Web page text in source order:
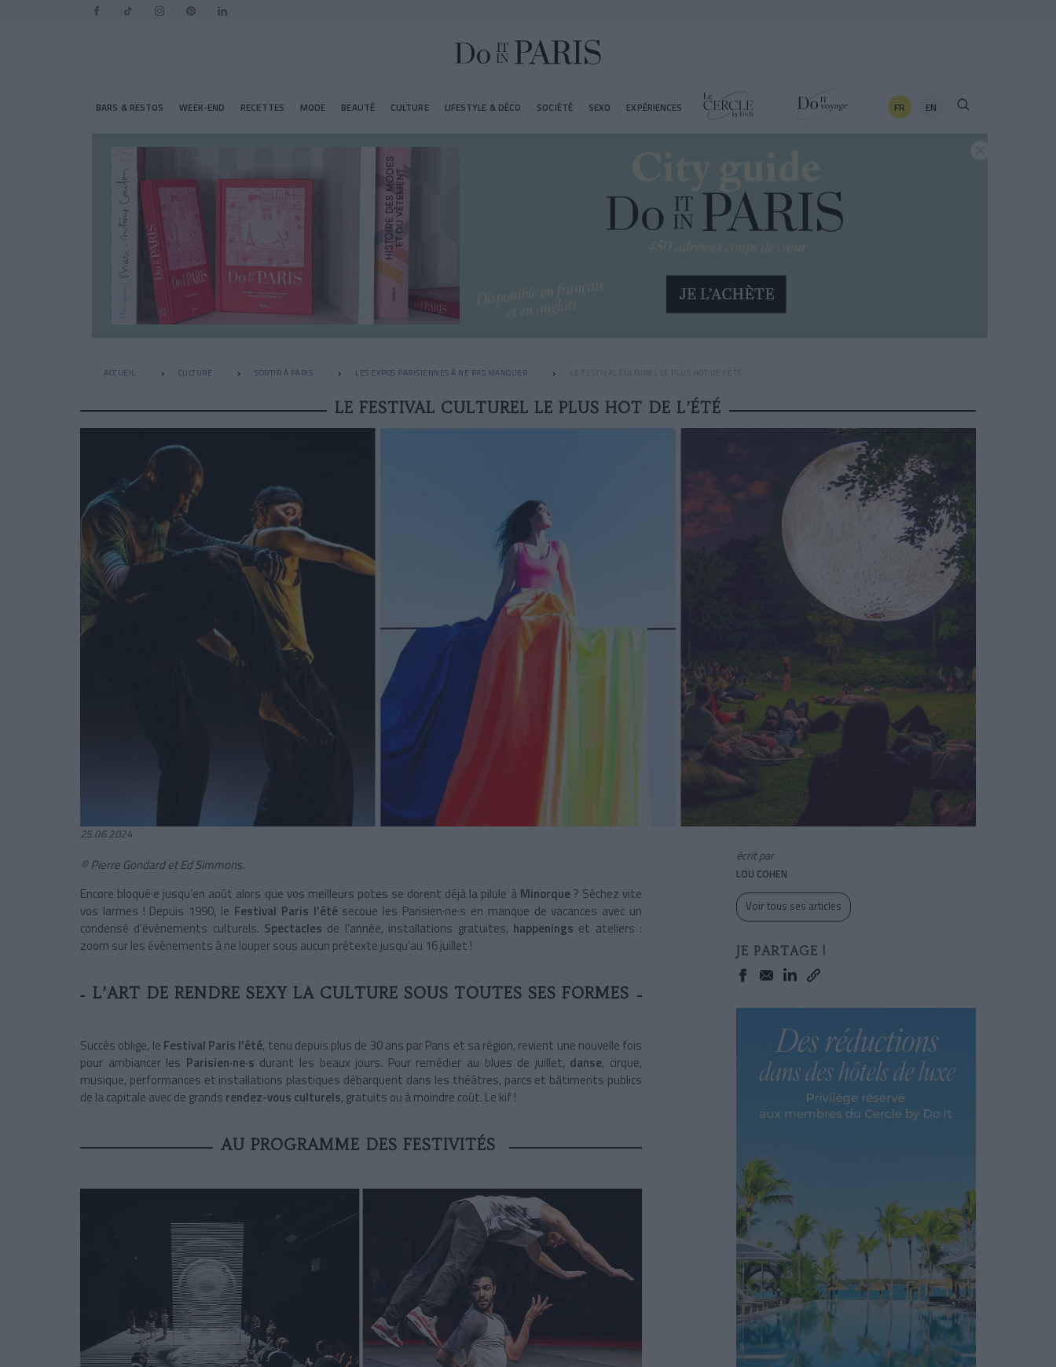
BARS & RESTOS WEEK-END RECETTES MODE BEAUTÉ CULTURE LIFESTYLE & DÉCO SOCIÉTÉ SEXO EXPÉRIENCES FR EN
ACCUEIL CULTURE SORTIR À PARIS LES EXPOS PARISIENNES À NE PAS MANQUER LE FESTIVAL CULTUREL LE PLUS HOT DE L’ÉTÉ
LE FESTIVAL CULTUREL LE PLUS HOT DE L’ÉTÉ
25.06.2024
© Pierre Gondard et Ed Simmons.
Encore bloqué·e jusqu’en août alors que vos meilleurs potes se dorent déjà la pilule à Minorque? Séchez vite
vos larmes ! Depuis 1990, le Festival Paris l’étésecoue les Parisien·ne·s en manque de vacances avec un
condensé d’évènements culturels. Spectacles de l’année, installations gratuites, happenings et ateliers :
zoom sur les évènements à ne louper sous aucun prétexte jusqu’au 16 juillet !
L’ART DE RENDRE SEXY LA CULTURE SOUS TOUTES SES FORMES
Succès oblige, le Festival Paris l’été, tenu depuis plus de 30 ans par Paris et sa région, revient une nouvelle fois
pour ambiancer les Parisien·ne·s durant les beaux jours. Pour remédier au blues de juillet, danse, cirque,
musique, performances et installations plastiques débarquent dans les théâtres, parcs et bâtiments publics
de la capitale avec de grands rendez-vous culturels, gratuits ou à moindre coût. Le kif !
AU PROGRAMME DES FESTIVITÉS
écrit par
LOU COHEN
Voir tous ses articles
JE PARTAGE !